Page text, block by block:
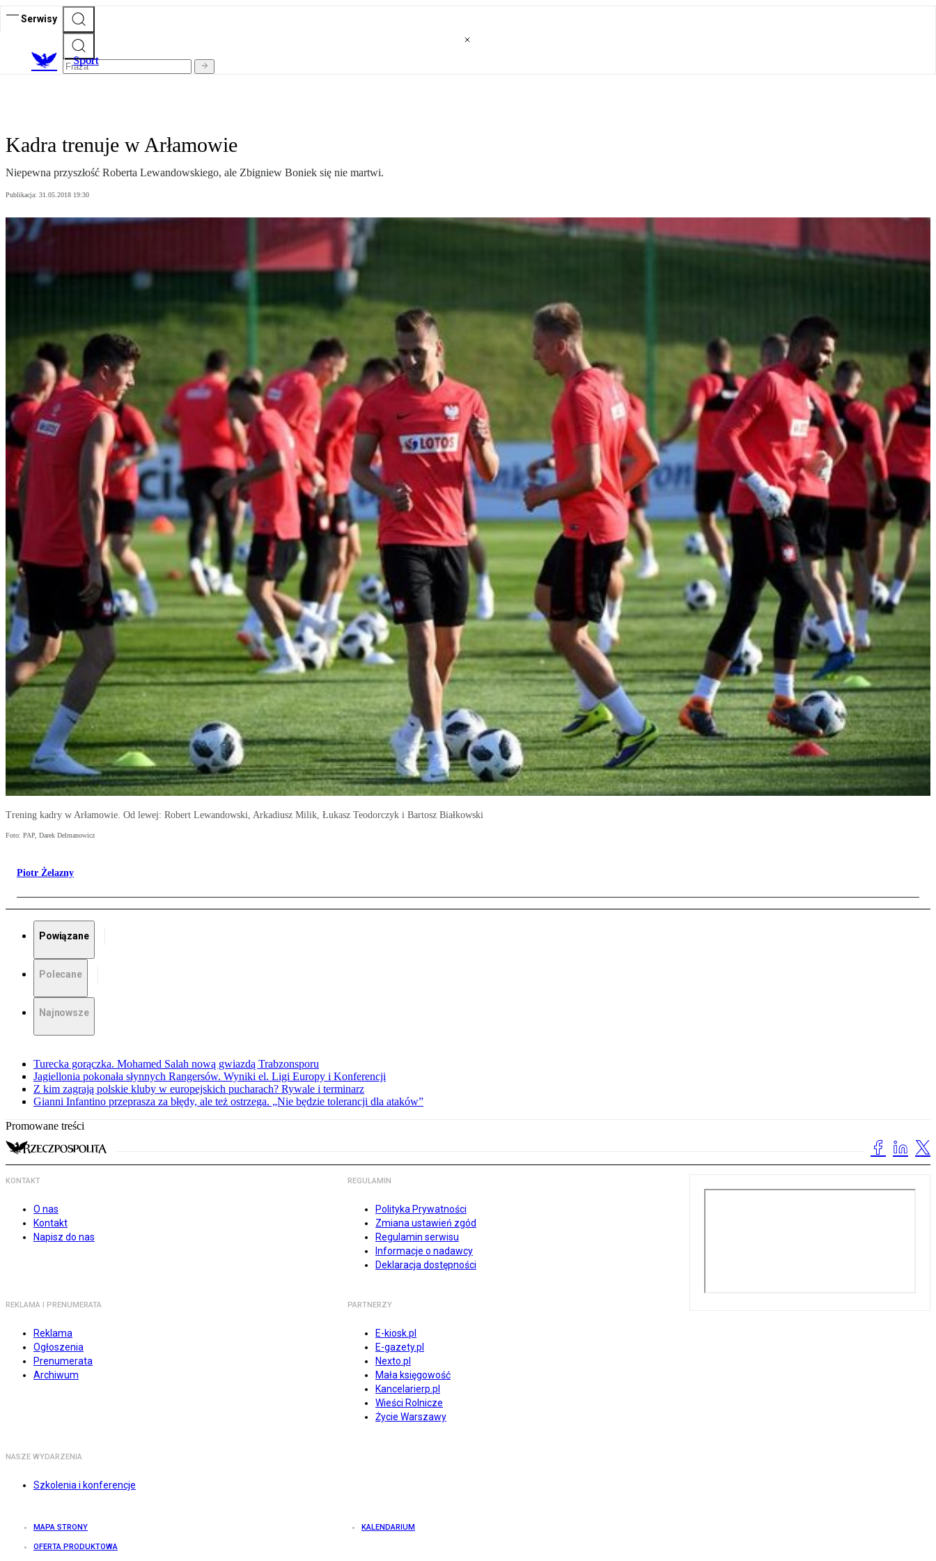
Serwisy
Sport
Kadra trenuje w Arłamowie
Niepewna przyszłość Roberta Lewandowskiego, ale Zbigniew Boniek się nie martwi.
Publikacja: 31.05.2018 19:30
Trening kadry w Arłamowie. Od lewej: Robert Lewandowski, Arkadiusz Milik, Łukasz Teodorczyk i Bartosz Białkowski
Foto: PAP, Darek Delmanowicz
Piotr Żelazny
Powiązane
Polecane
Najnowsze
Turecka gorączka. Mohamed Salah nową gwiazdą Trabzonsporu
Jagiellonia pokonała słynnych Rangersów. Wyniki el. Ligi Europy i Konferencji
Z kim zagrają polskie kluby w europejskich pucharach? Rywale i terminarz
Gianni Infantino przeprasza za błędy, ale też ostrzega. „Nie będzie tolerancji dla ataków”
Promowane treści
KONTAKT
O nas
Kontakt
Napisz do nas
REGULAMIN
Polityka Prywatności
Zmiana ustawień zgód
Regulamin serwisu
Informacje o nadawcy
Deklaracja dostępności
REKLAMA I PRENUMERATA
Reklama
Ogłoszenia
Prenumerata
Archiwum
PARTNERZY
E-kiosk.pl
E-gazety.pl
Nexto.pl
Mała księgowość
Kancelarierp.pl
Wieści Rolnicze
Życie Warszawy
NASZE WYDARZENIA
Szkolenia i konferencje
MAPA STRONY KALENDARIUM
OFERTA PRODUKTOWA